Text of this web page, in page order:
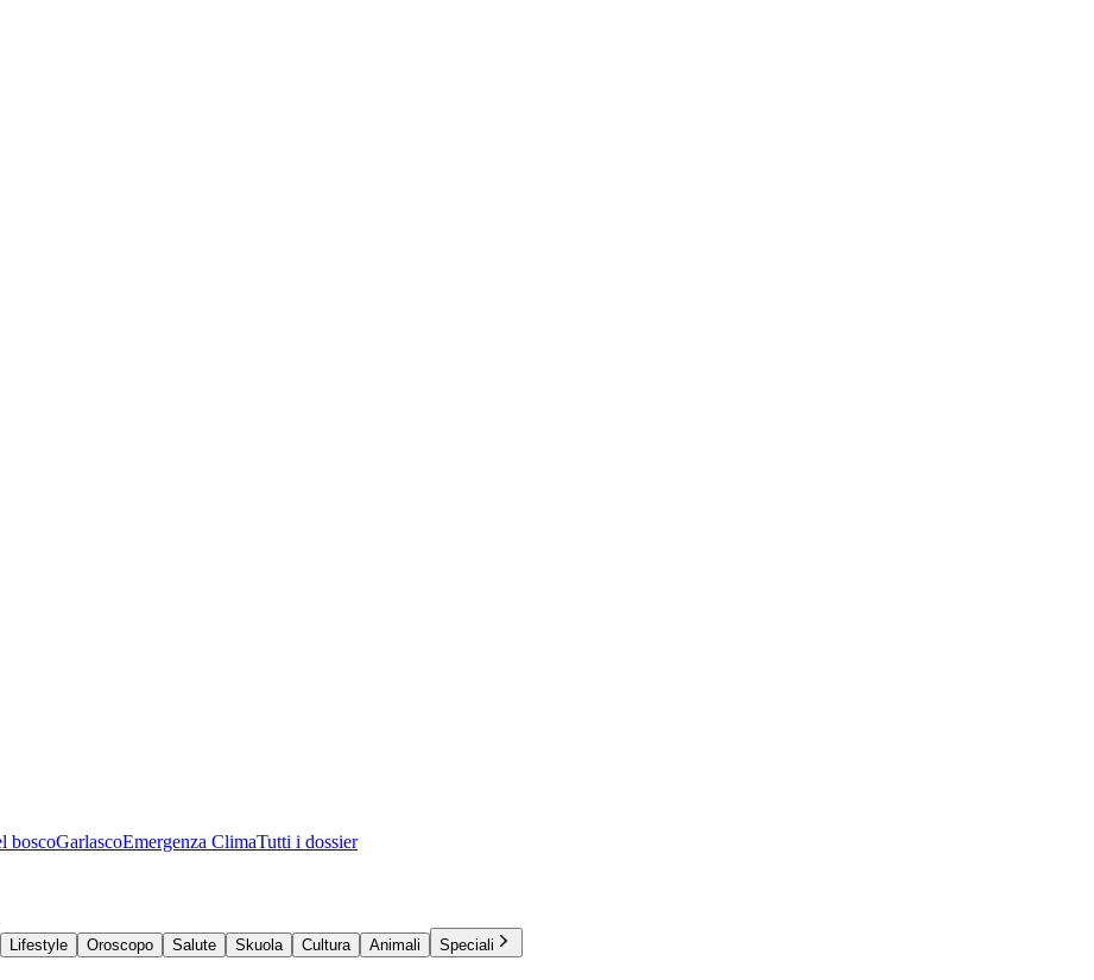
boscoGarlascoEmergenza ClimaTutti i dossier
Lifestyle Oroscopo Salute Skuola Cultura Animali
Speciali